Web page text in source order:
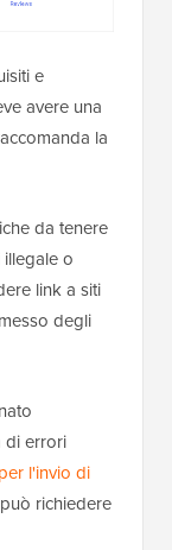
e
avere una
la
da tenere
o
link a siti
degli
di errori
l'invio di
richiedere